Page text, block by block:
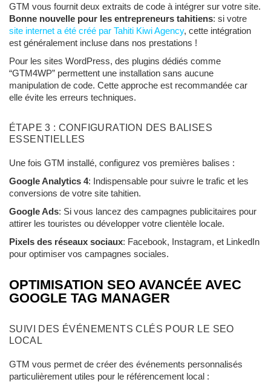
GTM vous fournit deux extraits de code à intégrer sur votre site.
Bonne nouvelle pour les entrepreneurs tahitiens: si votre
site internet a été créé par Tahiti Kiwi Agency, cette intégration
est généralement incluse dans nos prestations !
Pour les sites WordPress, des plugins dédiés comme
“GTM4WP” permettent une installation sans aucune
manipulation de code. Cette approche est recommandée car
elle évite les erreurs techniques.
ÉTAPE 3 : CONFIGURATION DES BALISES
ESSENTIELLES
Une fois GTM installé, configurez vos premières balises :
Google Analytics 4: Indispensable pour suivre le trafic et les
conversions de votre site tahitien.
Google Ads: Si vous lancez des campagnes publicitaires pour
attirer les touristes ou développer votre clientèle locale.
Pixels des réseaux sociaux: Facebook, Instagram, et LinkedIn
pour optimiser vos campagnes sociales.
OPTIMISATION SEO AVANCÉE AVEC
GOOGLE TAG MANAGER
SUIVI DES ÉVÉNEMENTS CLÉS POUR LE SEO
LOCAL
GTM vous permet de créer des événements personnalisés
particulièrement utiles pour le référencement local :